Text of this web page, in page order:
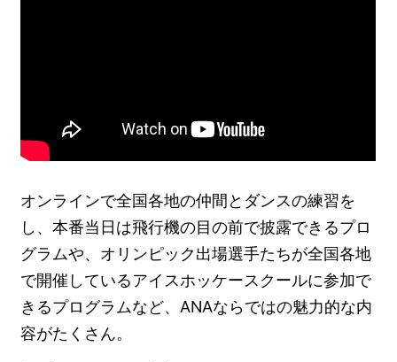
​オンラインで全国各地の仲間とダンスの練習を
し、本番当日は飛行機の目の前で披露できるプロ
グラムや、オリンピック出場選手たちが全国各地
で開催しているアイスホッケースクールに参加で
きるプログラムなど、ANAならではの魅力的な内
容がたくさん。